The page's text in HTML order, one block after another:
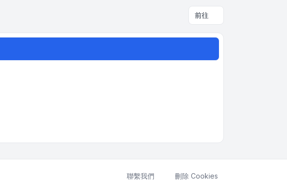
前往
聯繫我們 刪除 Cookies